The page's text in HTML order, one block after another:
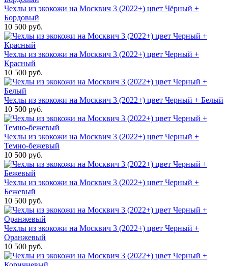
Чехлы из экокожи на Москвич 3 (2022+) цвет Чёрный +
Бордовый
10 500 руб.
Чехлы из экокожи на Москвич 3 (2022+) цвет Черный +
Красный
10 500 руб.
Чехлы из экокожи на Москвич 3 (2022+) цвет Черный + Белый
10 500 руб.
Чехлы из экокожи на Москвич 3 (2022+) цвет Черный +
Темно-бежевый
10 500 руб.
Чехлы из экокожи на Москвич 3 (2022+) цвет Черный +
Бежевый
10 500 руб.
Чехлы из экокожи на Москвич 3 (2022+) цвет Черный +
Оранжевый
10 500 руб.